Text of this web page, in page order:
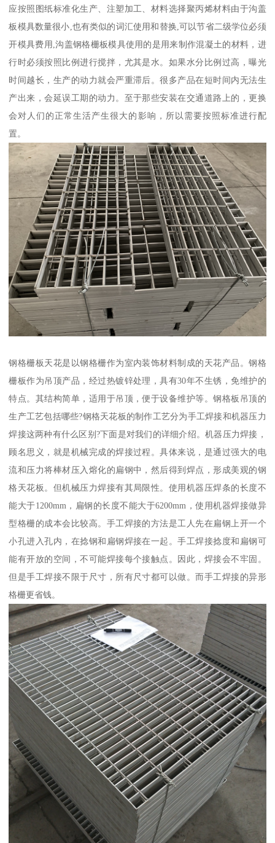
应按照图纸标准化生产、注塑加工、材料选择聚丙烯材料由于沟盖
板模具数量很小,也有类似的词汇使用和替换,可以节省二级学位必须
开模具费用,沟盖钢格栅板模具使用的是用来制作混凝土的材料，进
行时必须按照比例进行搅拌，尤其是水。如果水分比例过高，曝光
时间越长，生产的动力就会严重滞后。很多产品在短时间内无法生
产出来，会延误工期的动力。至于那些安装在交通道路上的，更换
会对人们的正常生活产生很大的影响，所以需要按照标准进行配
置。
钢格栅板天花是以钢格栅作为室内装饰材料制成的天花产品。钢格
栅板作为吊顶产品，经过热镀锌处理，具有30年不生锈，免维护的
特点。其结构简单，适用于吊顶，便于设备维护等。钢格板吊顶的
生产工艺包括哪些?钢格天花板的制作工艺分为手工焊接和机器压力
焊接这两种有什么区别?下面是对我们的详细介绍。机器压力焊接，
顾名思义，就是机械完成的焊接过程。具体来说，是通过强大的电
流和压力将棒材压入熔化的扁钢中，然后得到焊点，形成美观的钢
格天花板。但机械压力焊接有其局限性。使用机器压焊条的长度不
能大于1200mm，扁钢的长度不能大于6200mm，使用机器焊接做异
型格栅的成本会比较高。手工焊接的方法是工人先在扁钢上开一个
小孔进入孔内，在捻钢和扁钢焊接在一起。手工焊接捻度和扁钢可
能有开放的空间，不可能焊接每个接触点。因此，焊接会不牢固。
但是手工焊接不限于尺寸，所有尺寸都可以做。而手工焊接的异形
格栅更省钱。